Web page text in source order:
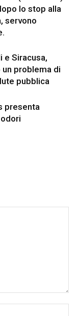
lo stop alla
servono
e Siracusa,
un problema di
pubblica
presenta